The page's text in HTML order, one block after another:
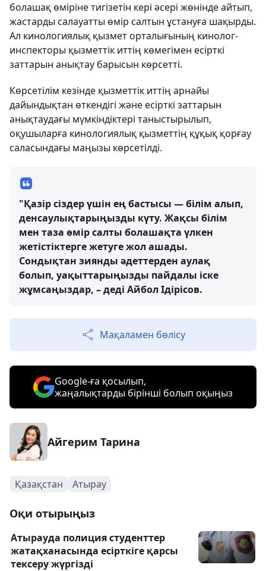
болашақ өміріне тигізетін кері әсері жөнінде айтып,
жастарды салауатты өмір салтын ұстануға шақырды.
Ал кинологиялық қызмет орталығының кинолог-
инспекторы қызметтік иттің көмегімен есірткі
заттарын анықтау барысын көрсетті.
Көрсетілім кезінде қызметтік иттің арнайы
дайындықтан өткендігі және есірткі заттарын
анықтаудағы мүмкіндіктері таныстырылып,
оқушыларға кинологиялық қызметтің құқық қорғау
саласындағы маңызы көрсетілді.
"Қазір сіздер үшін ең бастысы — білім алып,
денсаулықтарыңызды күту. Жақсы білім
мен таза өмір салты болашақта үлкен
жетістіктерге жетуге жол ашады.
Сондықтан зиянды әдеттерден аулақ
болып, уақыттарыңызды пайдалы іске
жұмсаңыздар, – деді Айбол Ідірісов.
Мақаламен бөлісу
Google-ға қосылып,
жаңалықтарды бірінші болып оқыңыз
Айгерим Тарина
Қазақстан Атырау
Оқи отырыңыз
Атырауда полиция студенттер
жатақханасында есірткіге қарсы
тексеру жүргізді